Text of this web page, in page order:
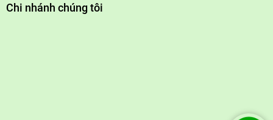
Chi nhánh chúng tôi